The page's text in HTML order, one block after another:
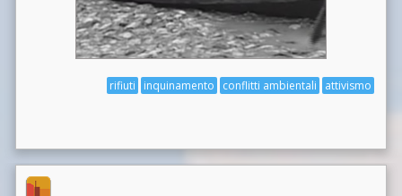
attivismo
conflitti ambientali
inquinamento
rifiuti